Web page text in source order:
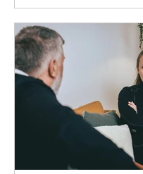
fundierten Konzepten